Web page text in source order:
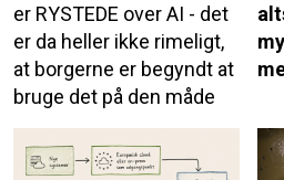
er RYSTEDE over AI - det
er da heller ikke rimeligt,
at borgerne er begyndt at
bruge det på den måde